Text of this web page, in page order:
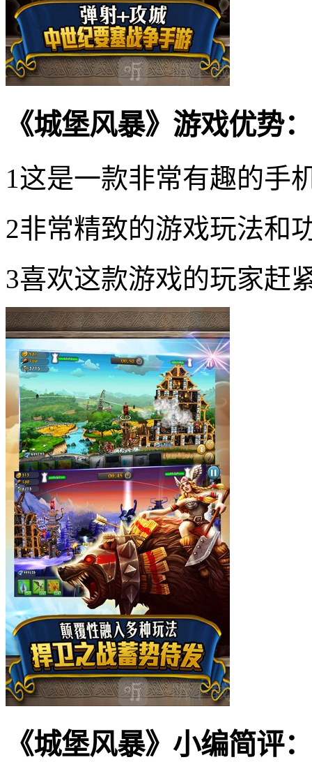
《城堡风暴》游戏优势：
1这是一款非常有趣的手
2非常精致的游戏玩法和
3喜欢这款游戏的玩家赶
《城堡风暴》小编简评：